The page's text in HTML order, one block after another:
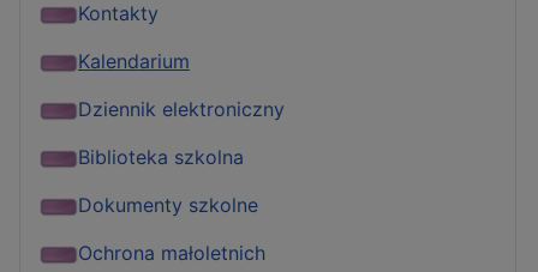
Kontakty
Kalendarium
Dziennik elektroniczny
Biblioteka szkolna
Dokumenty szkolne
Ochrona małoletnich